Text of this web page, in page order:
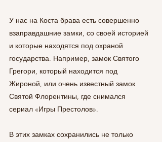
У нас на Коста брава есть совершенно
взаправдашние замки, со своей историей
и которые находятся под охраной
государства. Например, замок Святого
Грегори, который находится под
Жироной, или очень известный замок
Святой Флорентины, где снимался
сериал «Игры Престолов».
В этих замках сохранились не только